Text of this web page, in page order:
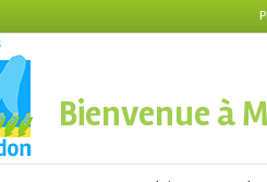
Bienvenue à